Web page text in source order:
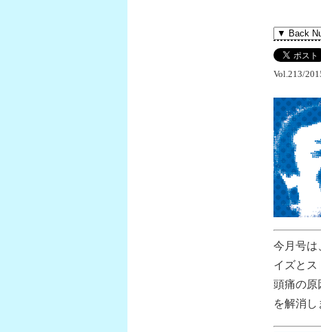
Vol.213/
今月号は
イズとス
頭痛の原
を解消し